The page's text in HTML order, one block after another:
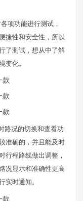
项功能进行测试，
捷性和安全性，所以
了测试，想从中了解
变化。
路况的切换和查看功
准确的，并且能及时
行程路线做出调整，
况显示和准确性更高
实时通知。